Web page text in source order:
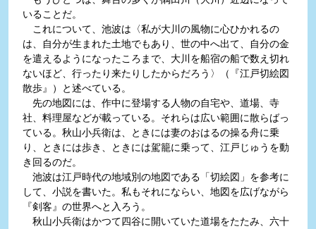
いることだ。
これについて、池波は〈私が大川の風物に心ひかれるの
は、自分が生まれた土地でもあり、世の中へ出て、自分の金
を遣えるようになったころまで、大川を船宿の船で数え切れ
ないほど、行ったり来たりしたからだろう〉（『江戸切絵図
散歩』）と述べている。
先の地図には、作中に登場する人物の自宅や、道場、寺
社、料理屋などが載っている。それらは広い範囲に散らばっ
ている。秋山小兵衛は、ときには妻のおはるの操る舟に乗
り、ときには歩き、ときには駕籠に乗って、江戸じゅうを動
き回るのだ。
池波は江戸時代の地域別の地図である「切絵図」を参考に
して、小説を書いた。私もそれにならい、地図を広げながら
『剣客』の世界へと入ろう。
秋山小兵衛はかつて四谷に開いていた道場をたたみ、六十